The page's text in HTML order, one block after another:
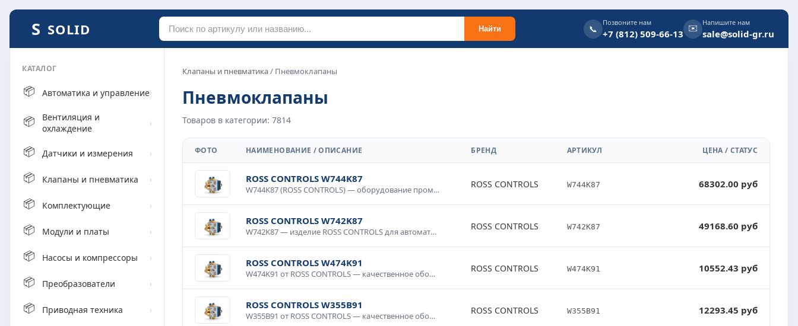
SOLID Найти 📞
Позвоните нам
+7 (812) 509-66-13
✉️ Напишите нам
sale@solid-gr.ru
КАТАЛОГ
📦 Автоматика и управление›
📦
Вентиляция и
охлаждение
›
📦 Датчики и измерения ›
📦 Клапаны и пневматика ›
📦 Комплектующие ›
📦 Модули и платы ›
📦 Насосы и компрессоры ›
📦 Преобразователи ›
📦 Приводная техника ›
Клапаны и пневматика/ Пневмоклапаны
Пневмоклапаны
Товаров в категории: 7814
ФОТО НАИМЕНОВАНИЕ / ОПИСАНИЕ БРЕНД АРТИКУЛ ЦЕНА / СТАТУС
ROSS CONTROLS W744K87
W744K87 (ROSS CONTROLS) — оборудование промышленного класса с гарантией качества. Надежная конструкция, продолжительный срок службы, соответствие международным стандартам. Используется в промышленной автоматике, системах диспетчеризации, производственном оборудовании. Доставка по России, консультация специалиста.
ROSS CONTROLS W744K87 68302.00 руб
ROSS CONTROLS W742K87
W742K87 — изделие ROSS CONTROLS для автоматизации и промышленной электроники. Качественное исполнение, стабильные параметры, долговечность. Используется в системах управления, контрольном оборудовании, промышленных комплексах. Проверено в условиях промышленной эксплуатации, рекомендовано для ответственных применений.
ROSS CONTROLS W742K87 49168.60 руб
ROSS CONTROLS W474K91
W474K91 от ROSS CONTROLS — качественное оборудование для промышленных систем и технологических процессов. Надежная работа в широком диапазоне условий, простота интеграции, совместимость со стандартным оборудованием. Применяется в производственной автоматике, системах мониторинга и управления. Гарантия производителя, техническая поддержка.
ROSS CONTROLS W474K91 10552.43 руб
ROSS CONTROLS W355B91
W355B91 от ROSS CONTROLS — качественное оборудование для промышленных систем и технологических процессов. Надежная работа в широком диапазоне условий, простота интеграции, совместимость со стандартным оборудованием. Применяется в производственной автоматике, системах мониторинга и управления. Гарантия производителя, техническая поддержка.
ROSS CONTROLS W355B91 12293.45 руб